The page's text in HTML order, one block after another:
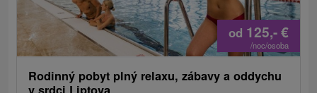
od 125,-€
/noc/osoba
Rodinný pobyt plný relaxu, zábavy a oddychu
v srdci Liptova